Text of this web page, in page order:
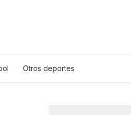
Otros deportes